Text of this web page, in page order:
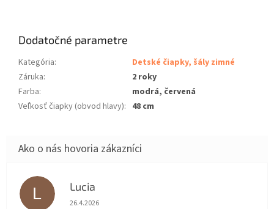
Dodatočné parametre
Kategória:
Detské čiapky, šály zimné
Záruka:
2 roky
Farba:
modrá, červená
Veľkosť čiapky (obvod hlavy): 48 cm
L Lucia
Hodnotenie obchodu je 5 z 5 hviezdičiek.
26.4.2026